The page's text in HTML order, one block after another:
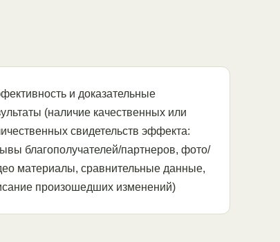
и доказательные
(наличие качественных или
свидетельств эффекта:
благополучателей/партнеров, фото/
материалы, сравнительные данные,
произошедших изменений)